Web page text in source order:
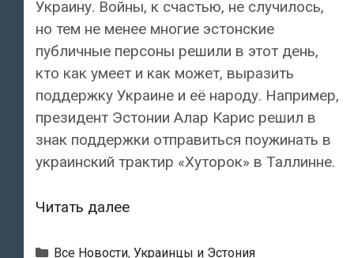
Украину. Войны, к счастью, не случилось,
но тем не менее многие эстонские
публичные персоны решили в этот день,
кто как умеет и как может, выразить
поддержку Украине и её народу. Например,
президент Эстонии Алар Карис решил в
знак поддержки отправиться поужинать в
украинский трактир «Хуторок» в Таллинне.
Читать далееПрезидент
Алар
Рубрики
Все Новости, Украинцы и Эстония